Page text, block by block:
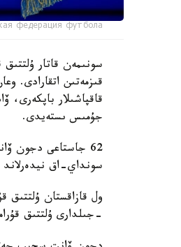
федерация футбола
سونىمەن قاتار
قىزمەتىن اتقارادى.
قاقپاشىلار باپكەرى،
جۇمىس ىستەيدى.
62 جاستاعى دجون
سونداي-اق نيدەرلاند
-جىلدارى ۇلتتىق